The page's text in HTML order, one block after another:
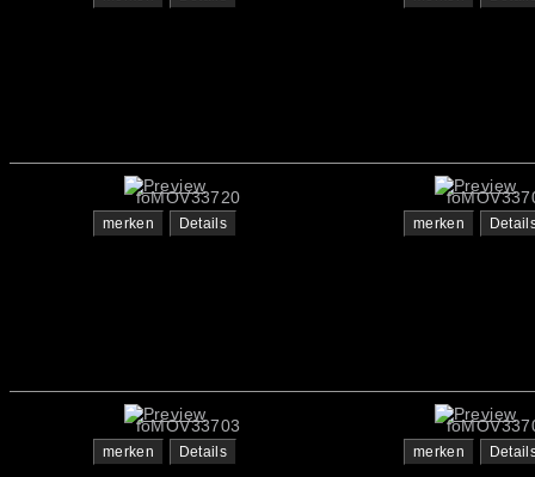
foMOV33720
merken Details merken
foMOV33703
merken Details merken